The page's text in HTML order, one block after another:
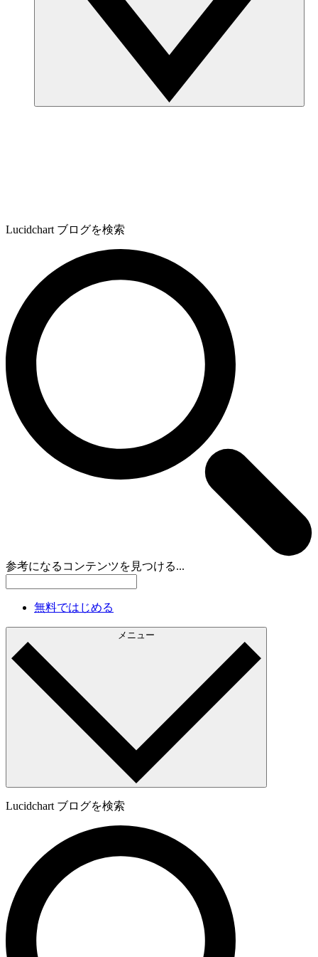
Lucidchart ブログを検索
参考になるコンテンツを見つける...
無料ではじめる
メニュー
Lucidchart ブログを検索